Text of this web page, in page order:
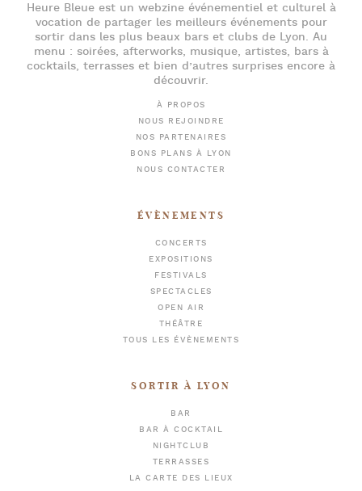
Heure Bleueest un webzine événementiel et culturel à
vocation de partager les meilleurs événements pour
sortir dans les plus beaux bars et clubs de Lyon. Au
menu : soirées, afterworks, musique, artistes, bars à
cocktails, terrasses et bien d’autres surprises encore à
découvrir.
À PROPOS
NOUS REJOINDRE
NOS PARTENAIRES
BONS PLANS À LYON
NOUS CONTACTER
ÉVÈNEMENTS
CONCERTS
EXPOSITIONS
FESTIVALS
SPECTACLES
OPEN AIR
THÉÂTRE
TOUS LES ÉVÈNEMENTS
SORTIR À LYON
BAR
BAR À COCKTAIL
NIGHTCLUB
TERRASSES
LA CARTE DES LIEUX